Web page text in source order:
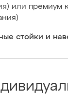
или премиум
стойки и